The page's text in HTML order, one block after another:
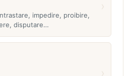
impedire, proibire,
disputare…